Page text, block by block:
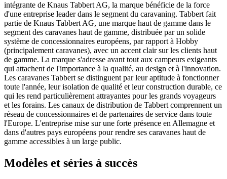
intégrante de Knaus Tabbert AG, la marque bénéficie de la force
d'une entreprise leader dans le segment du caravaning. Tabbert fait
partie de Knaus Tabbert AG, une marque haut de gamme dans le
segment des caravanes haut de gamme, distribuée par un solide
système de concessionnaires européens, par rapport à Hobby
(principalement caravanes), avec un accent clair sur les clients haut
de gamme. La marque s'adresse avant tout aux campeurs exigeants
qui attachent de l'importance à la qualité, au design et à l'innovation.
Les caravanes Tabbert se distinguent par leur aptitude à fonctionner
toute l'année, leur isolation de qualité et leur construction durable, ce
qui les rend particulièrement attrayantes pour les grands voyageurs
et les forains. Les canaux de distribution de Tabbert comprennent un
réseau de concessionnaires et de partenaires de service dans toute
l'Europe. L'entreprise mise sur une forte présence en Allemagne et
dans d'autres pays européens pour rendre ses caravanes haut de
gamme accessibles à un large public.
Modèles et séries à succès